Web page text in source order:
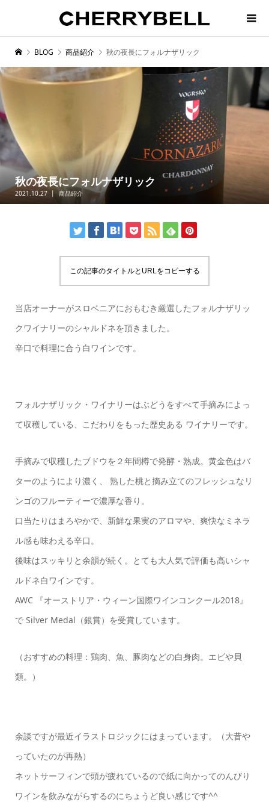
BLOG 商品紹介 秋の夜長にフォルナザリック
秋の夜長にフォルナザリック
2021.10.27 商品紹介
この記事のタイトルとURLをコピーする
当店オーナーがスロベニアにおもむき厳選したフォルナザリッ
クワイナリーのシャルドネを頂きました。
辛口で料理に合う白ワインです。
フォルナザリック・ワイナリーはぶどうをすべて手摘みによっ
て収穫している、こだわりをもった歴史ある ワイナリーです。
手摘みで収穫したブドウを２年間樽で発酵・熟成。黄金色はバ
ターのようにより濃く、 熟した桃と摘み立てのフレッシュなリ
ンゴのフルーティーで濃厚な香り。
口当たりはまろやかで、新鮮な果実のアロマや、爽快なミネラ
ル感も味わえる辛口。
後味はスッキリと余韻が続く。とても大人気で評価も高いシャ
ルドネ白ワインです。
AWC 『オーストリア・ウィーン国際ワインコンクール2018』
で Silver Medal（銀賞）を受賞しています。
（おすすめの料理：鶏肉、魚、豚肉などの白身肉。エビや貝
類。）
余談ですが最近イラストロジックにはまっています。（大昔や
っていたのが再熱）
ネットサーフィンで頭が疲れているので紙に向かってのんびり
ワインを飲みながらするのにちょうど良い感じです^^